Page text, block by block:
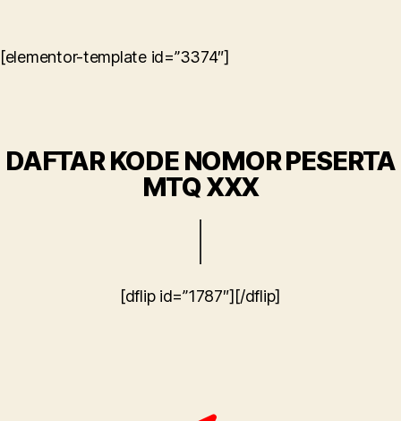
[elementor-template id=”3374″]
DAFTAR KODE NOMOR PESERTA
MTQ XXX
[dflip id=”1787″][/dflip]